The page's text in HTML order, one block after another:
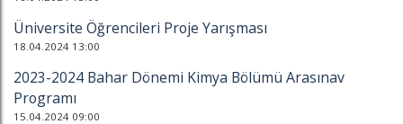
Üniversite Öğrencileri Proje Yarışması
18.04.2024 13:00
2023-2024 Bahar Dönemi Kimya Bölümü Arasınav
Programı
15.04.2024 09:00